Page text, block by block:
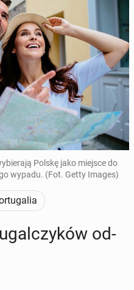
Polskę jako miejsce do
wypadu. (Fot. Getty Images)
od­